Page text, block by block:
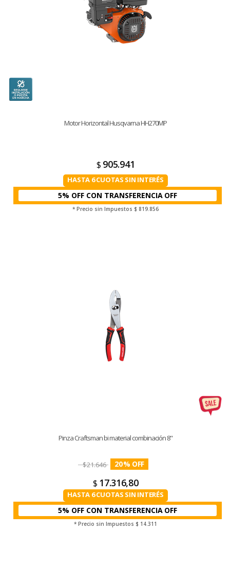
Motor Horizontal Husqvarna HH270MP
$ 905.941
HASTA 6 CUOTAS SIN INTERÉS
5% OFF CON TRANSFERENCIA
* Precio sin Impuestos $ 819.856
Pinza Craftsman bi material combinación 8"
$21.646 20%
$ 17.316,80
HASTA 6 CUOTAS SIN INTERÉS
5% OFF CON TRANSFERENCIA
* Precio sin Impuestos $ 14.311